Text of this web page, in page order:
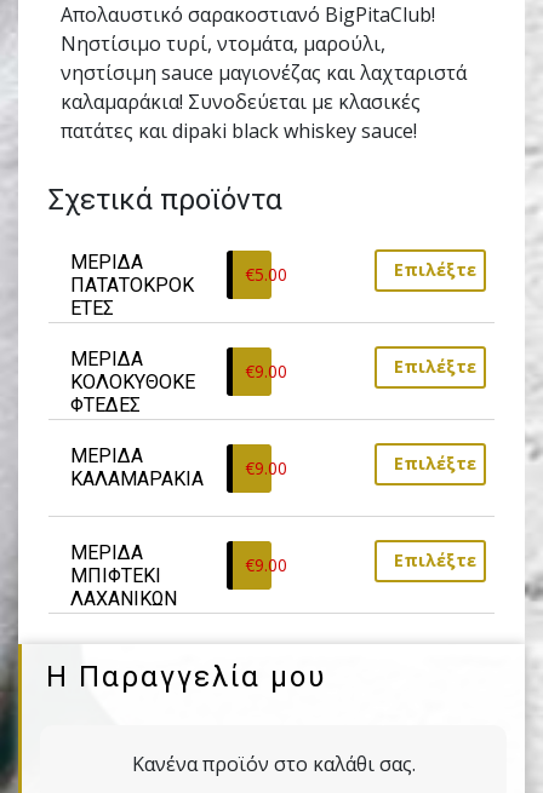
Απολαυστικό σαρακοστιανό BigPitaClub!
Νηστίσιμο τυρί, ντομάτα, μαρούλι,
νηστίσιμη sauce μαγιονέζας και λαχταριστά
καλαμαράκια! Συνοδεύεται με κλασικές
πατάτες και dipaki black whiskey sauce!
Σχετικά προϊόντα
ΜΕΡΙΔΑ
ΠΑΤΑΤΟΚΡΟΚ
ΕΤΕΣ
€5.00 Επιλέξτε
ΜΕΡΙΔΑ
ΚΟΛΟΚΥΘΟΚΕ
ΦΤΕΔΕΣ
€9.00 Επιλέξτε
ΜΕΡΙΔΑ
ΚΑΛΑΜΑΡΑΚΙΑ
€9.00 Επιλέξτε
ΜΕΡΙΔΑ
ΜΠΙΦΤΕΚΙ
ΛΑΧΑΝΙΚΩΝ
€9.00 Επιλέξτε
Η Παραγγελία μου
Κανένα προϊόν στο καλάθι σας.